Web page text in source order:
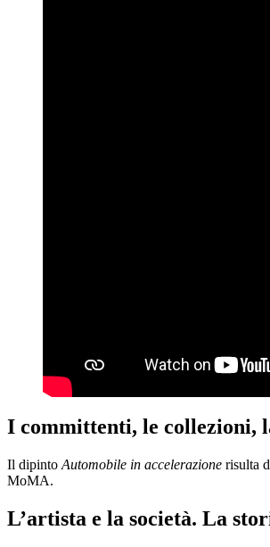
I committenti, le collezioni,
Il dipinto Automobile in accelerazione risulta
MoMA.
L’artista e la società. La